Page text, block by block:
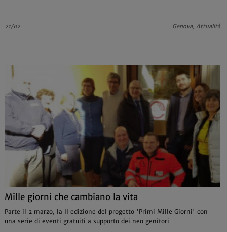
21/02 Genova, Attualità
Mille giorni che cambiano la vita
Parte il 2 marzo, la II edizione del progetto 'Primi Mille Giorni' con
una serie di eventi gratuiti a supporto dei neo genitori